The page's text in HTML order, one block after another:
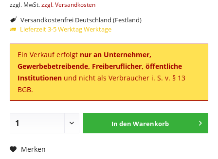
zzgl. MwSt.zzgl. Versandkosten
Versandkostenfrei Deutschland (Festland)
Lieferzeit 3-5 Werktag Werktage
Ein Verkauf erfolgt nur an Unternehmer,
Gewerbebetreibende, Freiberuflicher, öffentliche
Institutionen und nicht als Verbraucher i. S. v. § 13
BGB.
In den Warenkorb
Merken